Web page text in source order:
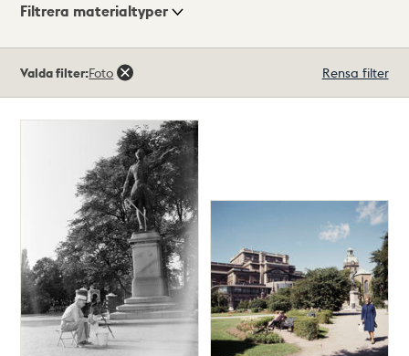
Visningsläge
Filtrera materialtyper
träffar
Valda filter:Foto Rensa filter